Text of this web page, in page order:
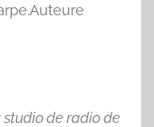
studio de radio de